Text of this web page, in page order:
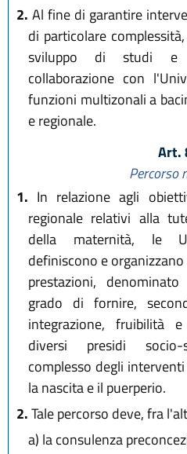
2. Al fine di garantire
di particolare
sviluppo di studi e
collaborazione con
funzioni multizonali a
e regionale.
Art.
Percorso
1. In relazione agli
regionale relativi alla
della maternità, le
definiscono e
prestazioni,
grado di fornire,
integrazione, fruibilità
diversi presidi
complesso degli
la nascita e il puerperio.
2.Tale percorso deve, fra
a) la consulenza